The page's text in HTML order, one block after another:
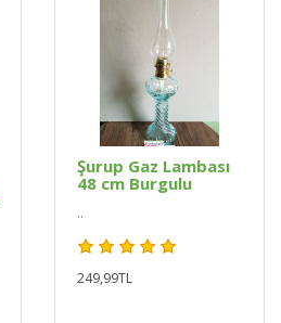
Şurup Gaz Lambası
48 cm Burgulu
..
249,99TL